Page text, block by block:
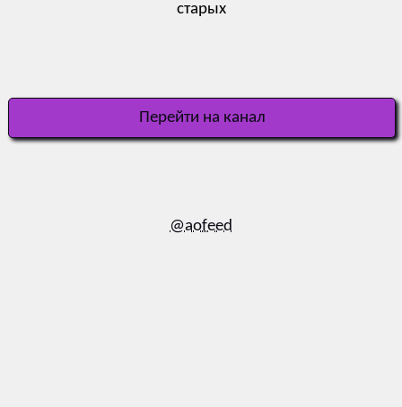
старых
Перейти на канал
@aofeed